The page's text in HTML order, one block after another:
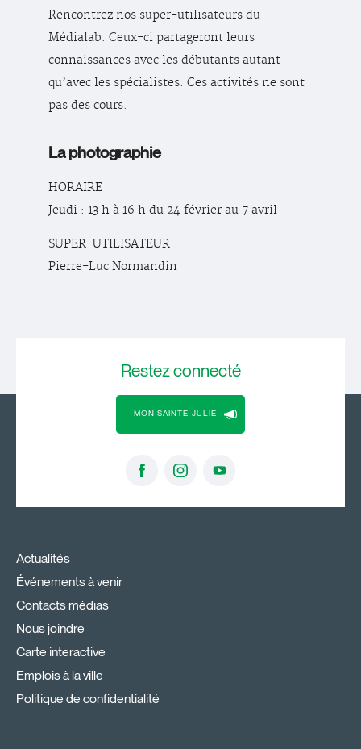
Rencontrez nos super-utilisateurs du
Médialab. Ceux-ci partageront leurs
connaissances avec les débutants autant
qu’avec les spécialistes. Ces activités ne sont
pas des cours.
La photographie
HORAIRE
Jeudi : 13 h à 16 h du 24 février au 7 avril
SUPER-UTILISATEUR
Pierre-Luc Normandin
Restezconnecté
MON SAINTE-JULIE
Actualités
Événements à venir
Contacts médias
Nous joindre
Carte interactive
Emplois à la ville
Politique de confidentialité